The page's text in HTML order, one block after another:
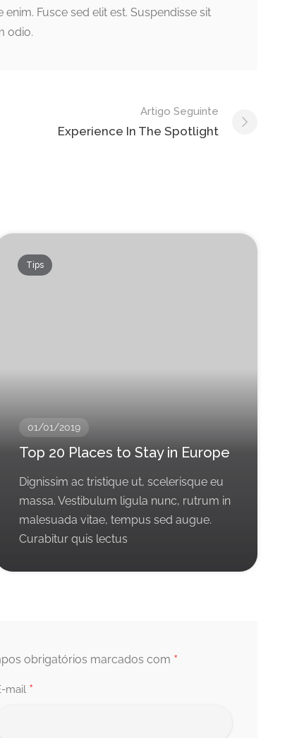
Fusce sed elit est. Suspendisse sit
odio.
Artigo Seguinte
Experience In The Spotlight
Tips
01/01/2019
Top 20 Places to Stay in Europe
Dignissim ac tristique ut, scelerisque eu
massa. Vestibulum ligula nunc, rutrum in
malesuada vitae, tempus sed augue.
Curabitur quis lectus
obrigatórios marcados com *
mail *